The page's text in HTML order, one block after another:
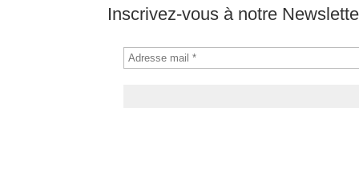
Inscrivez-vous à notre